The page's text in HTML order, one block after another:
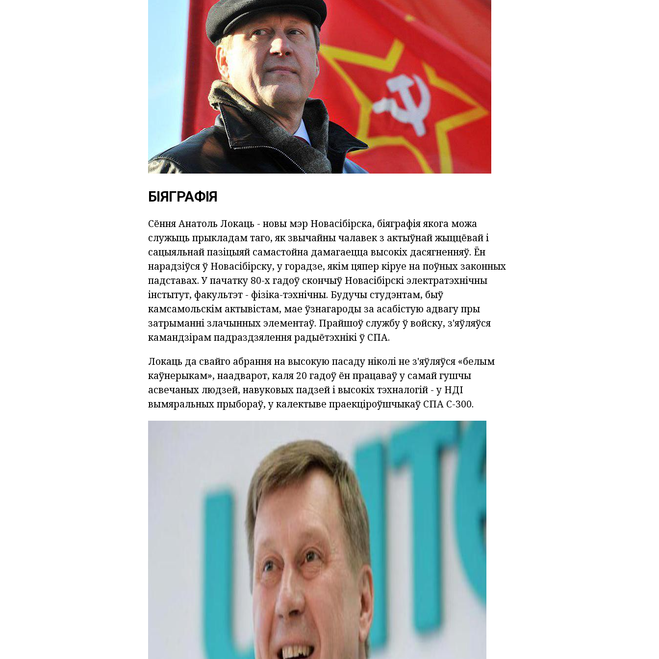
БІЯГРАФІЯ
Сёння Анатоль Локаць - новы мэр Новасібірска, біяграфія якога можа
служыць прыкладам таго, як звычайны чалавек з актыўнай жыццёвай і
сацыяльнай пазіцыяй самастойна дамагаецца высокіх дасягненняў. Ён
нарадзіўся ў Новасібірску, у горадзе, якім цяпер кіруе на поўных законных
падставах. У пачатку 80-х гадоў скончыў Новасібірскі электратэхнічны
інстытут, факультэт - фізіка-тэхнічны. Будучы студэнтам, быў
камсамольскім актывістам, мае ўзнагароды за асабістую адвагу пры
затрыманні злачынных элементаў. Прайшоў службу ў войску, з'яўляўся
камандзірам падраздзялення радыётэхнікі ў СПА.
Локаць да свайго абрання на высокую пасаду ніколі не з'яўляўся «белым
каўнерыкам», наадварот, каля 20 гадоў ён працаваў у самай гушчы
асвечаных людзей, навуковых падзей і высокіх тэхналогій - у НДІ
вымяральных прыбораў, у калектыве праекціроўшчыкаў СПА С-300.